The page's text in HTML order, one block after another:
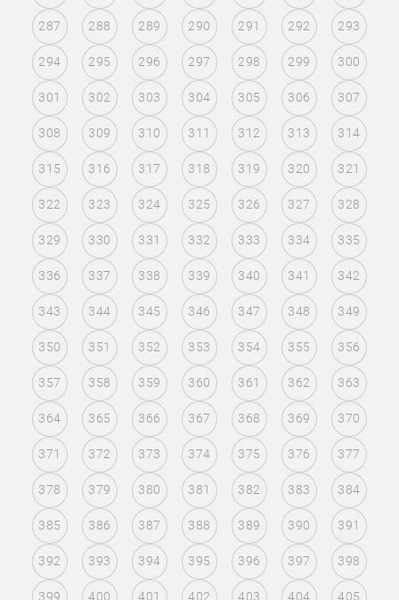
287 288 289 290 291 292 293
294 295 296 297 298 299 300
301 302 303 304 305 306 307
308 309 310 311 312 313 314
315 316 317 318 319 320 321
322 323 324 325 326 327 328
329 330 331 332 333 334 335
336 337 338 339 340 341 342
343 344 345 346 347 348 349
350 351 352 353 354 355 356
357 358 359 360 361 362 363
364 365 366 367 368 369 370
371 372 373 374 375 376 377
378 379 380 381 382 383 384
385 386 387 388 389 390 391
392 393 394 395 396 397 398
399 400 401 402 403 404 405